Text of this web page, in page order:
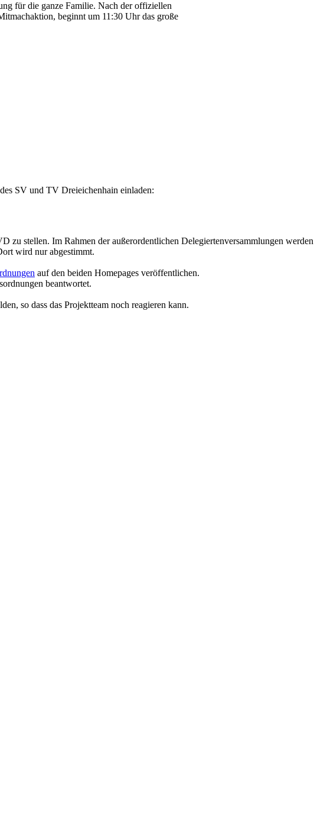
für die ganze Familie. Nach der offiziellen
beginnt um 11:30 Uhr das große
SV und TV Dreieichenhain einladen:
stellen. Im Rahmen der außerordentlichen Delegiertenversammlungen werden
wird nur abgestimmt.
auf den beiden Homepages veröffentlichen.
beantwortet.
so dass das Projektteam noch reagieren kann.